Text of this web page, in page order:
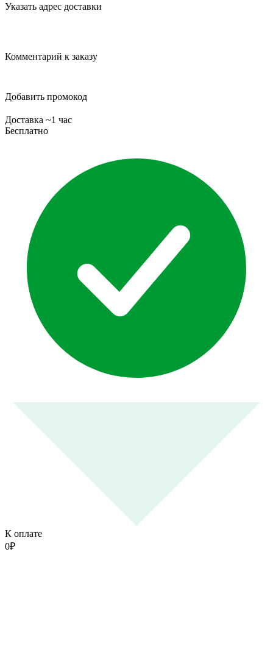
Указать адрес доставки
Комментарий к заказу
Добавить промокод
Доставка ~1 час
Бесплатно
К оплате
0₽